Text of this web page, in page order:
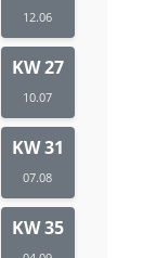
12.06
KW 27
10.07
KW 31
07.08
KW 35